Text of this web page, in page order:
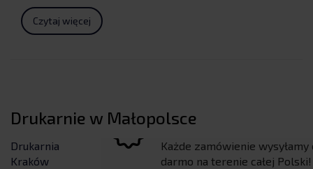
Czytaj więcej
Drukarnie w Małopolsce
Drukarnia
Kraków
Drukarnia
Każde zamówienie wysyłamy
darmo na terenie całej Polski!